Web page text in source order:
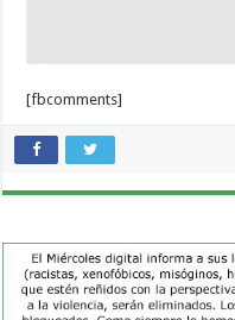
[fbcomments]